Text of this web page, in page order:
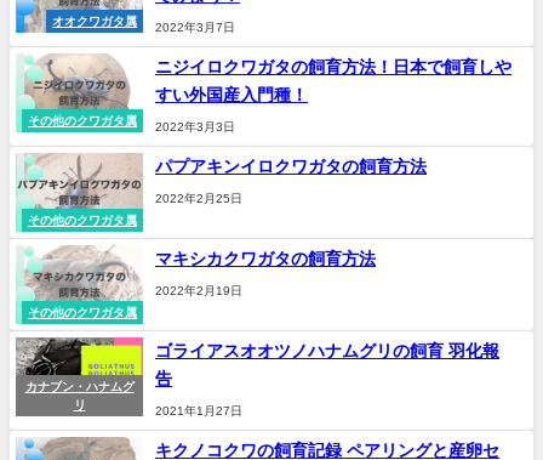
オオクワガタ属
2022年3月7日
その他のクワガタ属
ニジイロクワガタの飼育方法！日本で飼育しや
すい外国産入門種！
2022年3月3日
その他のクワガタ属
パプアキンイロクワガタの飼育方法
2022年2月25日
その他のクワガタ属
マキシカクワガタの飼育方法
2022年2月19日
カナブン・ハナムグ
リ
ゴライアスオオツノハナムグリの飼育 羽化報
告
2021年1月27日
キクノコクワの飼育記録 ペアリングと産卵セ